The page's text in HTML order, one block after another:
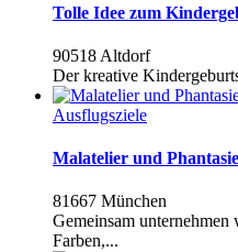
Tolle Idee zum
90518 Altdorf
Der kreative
Ausflugsziele
Malatelier und
81667 München
Gemeinsam
Farben,...